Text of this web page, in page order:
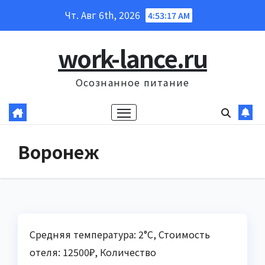
Чт. Авг 6th, 2026 4:53:18 AM
work-lance.ru
Осознанное питание
Воронеж
Средняя температура: 2°C, Стоимость
отеля: 12500₽, Количество